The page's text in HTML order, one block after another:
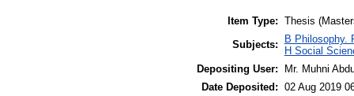
Item Type: Thesis
Subjects:
B Philosophy.
H Social
Depositing User:
Mr. Muhni
Date Deposited: 02 Aug 2019